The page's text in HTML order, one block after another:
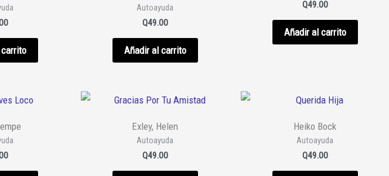
Autoayuda
Q49.00
Añadir al carrito
Q49.00
Añadir al carrito
Exley, Helen
Autoayuda
Q49.00
Heiko Bock
Autoayuda
Q49.00